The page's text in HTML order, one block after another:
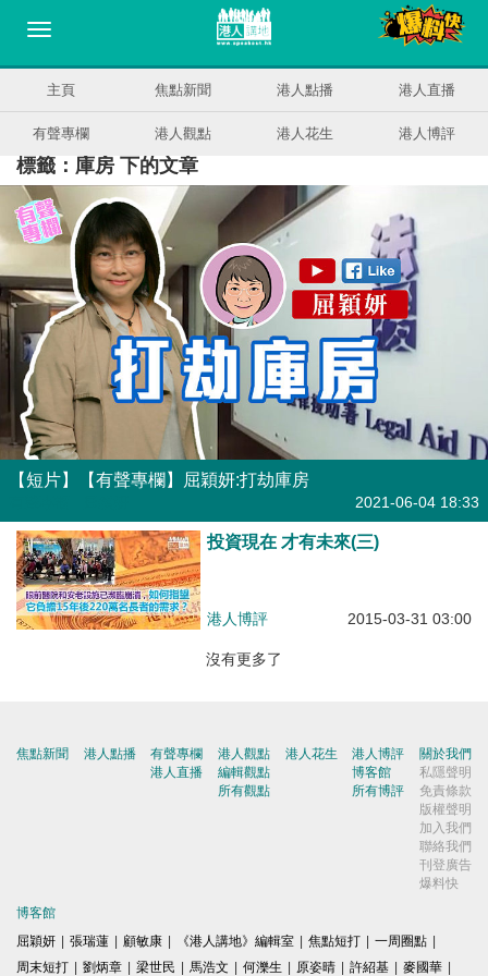
主頁 焦點新聞 港人點播 港人直播
有聲專欄 港人觀點 港人花生 港人博評
標籤：庫房 下的文章
【短片】【有聲專欄】屈穎妍:打劫庫房
2021-06-04 18:33
投資現在 才有未來(三)
港人博評 2015-03-31 03:00
沒有更多了
焦點新聞 港人點播
有聲專欄
港人直播
港人觀點
編輯觀點
所有觀點
港人花生
港人博評
博客館
所有博評
關於我們
私隱聲明
免責條款
版權聲明
加入我們
聯絡我們
刊登廣告
爆料快
博客館
屈穎妍 | 張瑞蓮 | 顧敏康 | 《港人講地》編輯室 | 焦點短打 | 一周圈點 |
周末短打 | 劉炳章 | 梁世民 | 馬浩文 | 何濼生 | 原姿晴 | 許紹基 | 麥國華 |